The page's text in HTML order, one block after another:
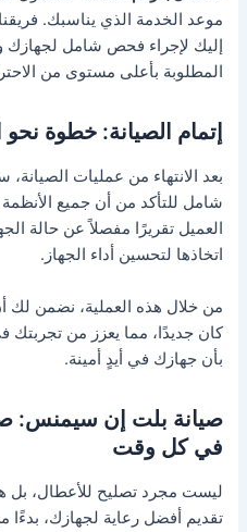
موعد الخدمة الذي يناسبك.
إليك لإجراء فحص شامل لجهازك
المطلوبة بأعلى مستوى من
إتمام الصيانة: خطوة نحو
بعد الانتهاء من عمليات الصيانة،
شامل للتأكد من أن جميع
العميل تقريرًا مفصلاً عن حالة
اتخاذها لتحسين أداء الجهاز.
من خلال هذه العملية، نضمن لك
كان جديدًا، مما يعزز من تجربتك
بأن جهازك في أيدٍ أمينة.
صيانة بلت إن سيمنس:
في كل وقت
ليست مجرد تصليح للأعطال، بل
تقديم أفضل رعاية لجهازك،